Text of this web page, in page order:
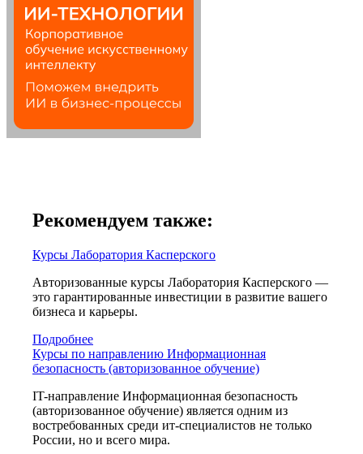
Рекомендуем также:
Курсы Лаборатория Касперского
Авторизованные курсы Лаборатория Касперского —
это гарантированные инвестиции в развитие вашего
бизнеса и карьеры.
Подробнее
Курсы по направлению Информационная
безопасность (авторизованное обучение)
IT-направление Информационная безопасность
(авторизованное обучение) является одним из
востребованных среди ит-специалистов не только
России, но и всего мира.